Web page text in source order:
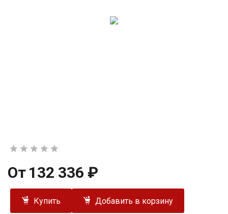
От 132 336 ₽
Купить Добавить в корзину